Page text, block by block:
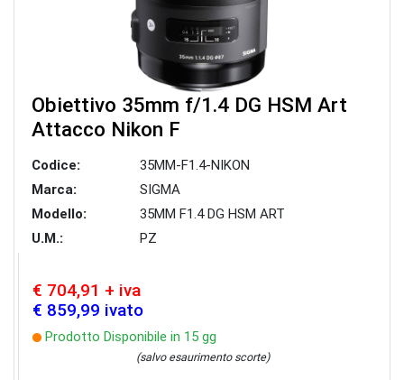
Obiettivo 35mm f/1.4 DG HSM Art
Attacco Nikon F
Codice:
35MM-F1.4-NIKON
Marca:
SIGMA
Modello:
35MM F1.4 DG HSM ART
U.M.:
PZ
€ 704,91 + iva
€ 859,99 ivato
Prodotto Disponibile in 15 gg
(salvo esaurimento scorte)